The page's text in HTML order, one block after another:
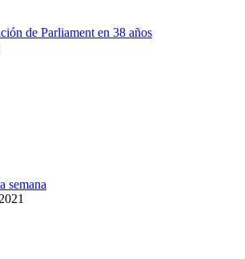
de Parliament en 38 años
semana